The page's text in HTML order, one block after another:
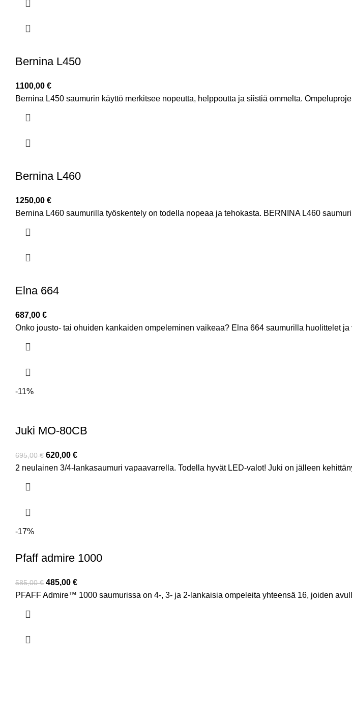
Bernina L450
1100,00 €
Bernina L450 saumurin käyttö merkitsee nopeutta, helppoutta ja siistiä ommelta.
Bernina L460
1250,00 €
Bernina L460 saumurilla työskentely on todella nopeaa ja tehokasta. BERNINA L460
Elna 664
687,00 €
Onko jousto- tai ohuiden kankaiden ompeleminen vaikeaa? Elna 664 saumurilla huolittelet
-11%
Juki MO-80CB
695,00€ 620,00 €
2 neulainen 3/4-lankasaumuri vapaavarrella. Todella hyvät LED-valot! Juki on jälleen
-17%
Pfaff admire 1000
585,00€ 485,00 €
PFAFF Admire™ 1000 saumurissa on 4-, 3- ja 2-lankaisia ompeleita yhteensä 16, joiden